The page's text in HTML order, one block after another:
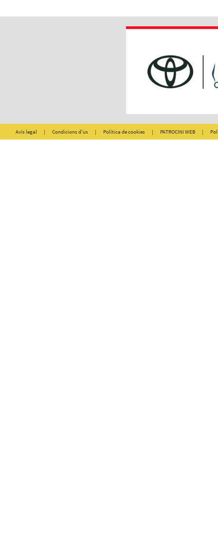
Avís legal | Condicions d'us | Política de cookies | PATROCINI WEB |